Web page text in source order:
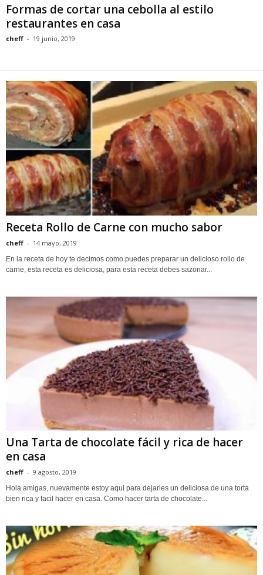
Formas de cortar una cebolla al estilo
restaurantes en casa
cheff - 19 junio, 2019
Receta Rollo de Carne con mucho sabor
cheff - 14 mayo, 2019
En la receta de hoy te decimos como puedes preparar un delicioso rollo de
carne, esta receta es deliciosa, para esta receta debes sazonar...
Una Tarta de chocolate fácil y rica de hacer
en casa
cheff - 9 agosto, 2019
Hola amigas, nuevamente estoy aqui para dejarles un deliciosa de una torta
bien rica y facil hacer en casa. Como hacer tarta de chocolate...